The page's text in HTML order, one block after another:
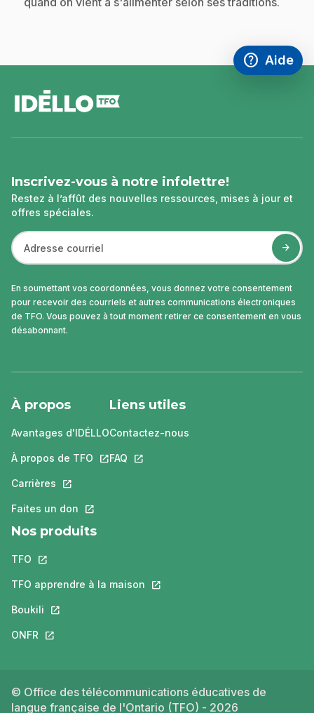
help
Accéder à
Aide
,Ce lien
de
page
Inscrivez-vous à notre infolettre!
Restez à l’affût des nouvelles ressources, mises à jour et
offres spéciales.
En soumettant vos coordonnées, vous donnez votre consentement
pour recevoir des courriels et autres communications électroniques
de TFO. Vous pouvez à tout moment retirer ce consentement en vous
désabonnant.
À propos
Avantages d'IDÉLLO
À propos de TFO Ce lien s'ouvrira dans un nouvel onglet.
Carrières Ce lien s'ouvrira dans un nouvel onglet.
Faites un don Ce lien s'ouvrira dans un nouvel onglet.
Liens utiles
Contactez-nous
FAQ Ce lien s'ouvrira dans un nouvel
Nos produits
TFO Ce lien s'ouvrira dans un nouvel onglet.
TFO apprendre à la maison Ce lien s'ouvrira dans un nouvel
Boukili Ce lien s'ouvrira dans un nouvel onglet.
ONFR Ce lien s'ouvrira dans un nouvel onglet.
© Office des télécommunications éducatives de
langue française de l'Ontario (TFO) - 2026